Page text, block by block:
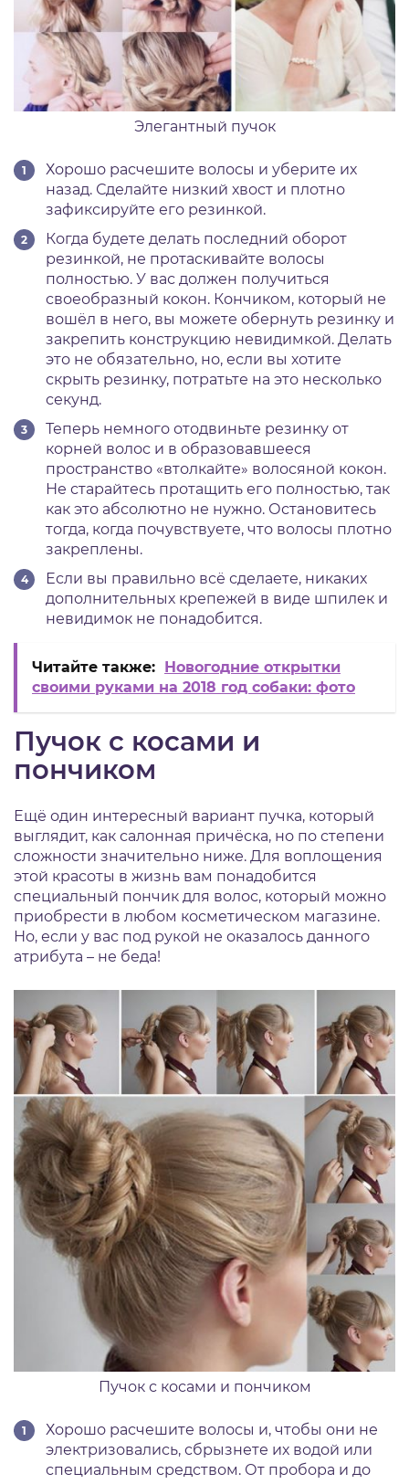
Элегантный пучок
Хорошо расчешите волосы и уберите их
назад. Сделайте низкий хвост и плотно
зафиксируйте его резинкой.
Когда будете делать последний оборот
резинкой, не протаскивайте волосы
полностью. У вас должен получиться
своеобразный кокон. Кончиком, который не
вошёл в него, вы можете обернуть резинку и
закрепить конструкцию невидимкой. Делать
это не обязательно, но, если вы хотите
скрыть резинку, потратьте на это несколько
секунд.
Теперь немного отодвиньте резинку от
корней волос и в образовавшееся
пространство «втолкайте» волосяной кокон.
Не старайтесь протащить его полностью, так
как это абсолютно не нужно. Остановитесь
тогда, когда почувствуете, что волосы плотно
закреплены.
Если вы правильно всё сделаете, никаких
дополнительных крепежей в виде шпилек и
невидимок не понадобится.
Читайте также: Новогодние открытки
своими руками на 2018 год собаки: фото
Пучок с косами и
пончиком
Ещё один интересный вариант пучка, который
выглядит, как салонная причёска, но по степени
сложности значительно ниже. Для воплощения
этой красоты в жизнь вам понадобится
специальный пончик для волос, который можно
приобрести в любом косметическом магазине.
Но, если у вас под рукой не оказалось данного
атрибута – не беда!
Пучок с косами и пончиком
Хорошо расчешите волосы и, чтобы они не
электризовались, сбрызнете их водой или
специальным средством. От пробора и до